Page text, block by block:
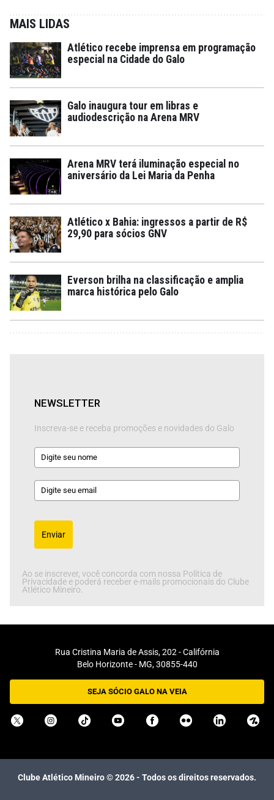
MAIS LIDAS
Atlético recebe imprensa em programação
especial na Cidade do Galo
Galo inaugura tour em libras e
audiodescrição na Arena MRV
Arena MRV terá iluminação especial no
aniversário da Lei Maria da Penha
Atlético x Bahia: ingressos a partir de R$
29,90 para sócios GNV
Everson brilha na classificação e amplia
marca histórica pelo Galo
NEWSLETTER
Inscreva-se e receba promoções e novidades do Galo
Enviar
Ao se inscrever, você concorda com nossa Política de
Privacidade e poderá receber e-mails promocionais do Clube
Atlético Mineiro.
Rua Cristina Maria de Assis, 202 - Califórnia
Belo Horizonte - MG, 30855-440
SEJA SÓCIO GALO NA VEIA
Clube Atlético Mineiro ©2026- Todos os direitos reservados.